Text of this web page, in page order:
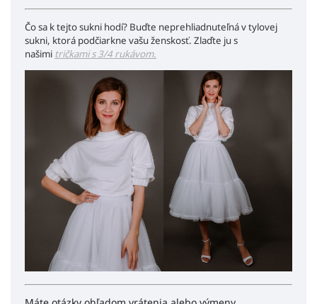
Čo sa k tejto sukni hodí? Buďte neprehliadnuteľná v tylovej
sukni, ktorá podčiarkne vašu ženskosť. Zlaďte ju s
našimi tričkami s 3/4 rukávom.